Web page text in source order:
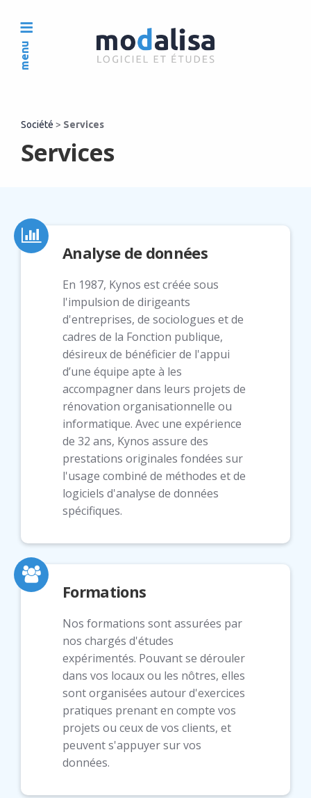
menu
Société > Services
Services
Analyse de données
En 1987, Kynos est créée sous
l'impulsion de dirigeants
d'entreprises, de sociologues et de
cadres de la Fonction publique,
désireux de bénéficier de l'appui
d’une équipe apte à les
accompagner dans leurs projets de
rénovation organisationnelle ou
informatique. Avec une expérience
de 32 ans, Kynos assure des
prestations originales fondées sur
l'usage combiné de méthodes et de
logiciels d'analyse de données
spécifiques.
Formations
Nos formations sont assurées par
nos chargés d'études
expérimentés. Pouvant se dérouler
dans vos locaux ou les nôtres, elles
sont organisées autour d'exercices
pratiques prenant en compte vos
projets ou ceux de vos clients, et
peuvent s'appuyer sur vos
données.